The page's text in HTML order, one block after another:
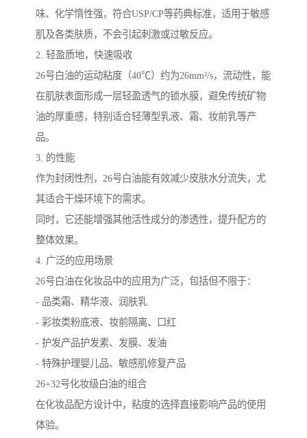
味、化学惰性强，符合USP/CP等药典标准，适用于敏感
肌及各类肤质，不会引起刺激或过敏反应。
2. 轻盈质地，快速吸收
26号白油的运动粘度（40℃）约为26mm²/s，流动性，能
在肌肤表面形成一层轻盈透气的锁水膜，避免传统矿物
油的厚重感，特别适合轻薄型乳液、霜、妆前乳等产
品。
3. 的性能
作为封闭性剂，26号白油能有效减少皮肤水分流失，尤
其适合干燥环境下的需求。
同时，它还能增强其他活性成分的渗透性，提升配方的
整体效果。
4. 广泛的应用场景
26号白油在化妆品中的应用为广泛，包括但不限于：
- 品类霜、精华液、润肤乳
- 彩妆类粉底液、妆前隔离、口红
- 护发产品护发素、发膜、发油
- 特殊护理婴儿品、敏感肌修复产品
26+32号化妆级白油的组合
在化妆品配方设计中，粘度的选择直接影响产品的使用
体验。